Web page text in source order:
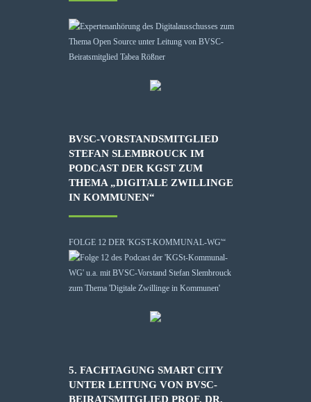
BVSC-VORSTANDSMITGLIED
STEFAN SLEMBROUCK IM
PODCAST DER KGST ZUM
THEMA „DIGITALE ZWILLINGE
IN KOMMUNEN“
FOLGE 12 DER 'KGST-KOMMUNAL-WG'“
5. FACHTAGUNG SMART CITY
UNTER LEITUNG VON BVSC-
BEIRATSMITGLIED PROF. DR.